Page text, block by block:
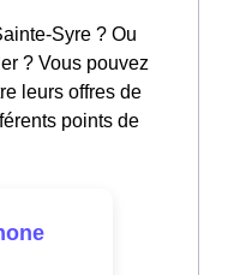
Syre ? Ou
? Vous pouvez
leurs offres de
points de